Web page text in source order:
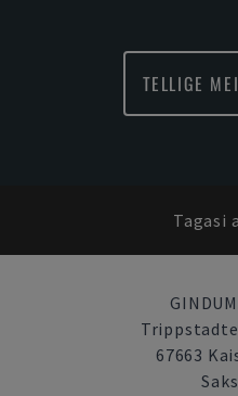
TELLIGE
Tagasi
67663